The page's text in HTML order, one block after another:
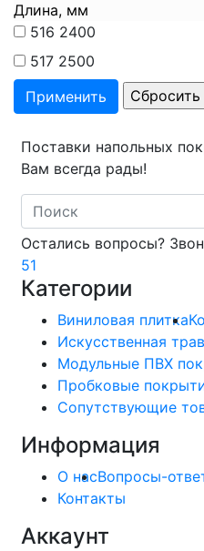
Длина, мм
516 2400
517 2500
Поставки напольных
Вам всегда рады!
Search
Остались вопросы?
51
Категории
Виниловая плитка
Искусственная
Модульные ПВХ
Пробковые
Сопутствующие
Информация
О насВопросы-
Контакты
Аккаунт